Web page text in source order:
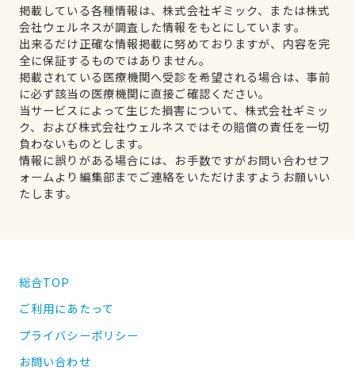
掲載している各種情報は、株式会社ギミック、または株式
会社ウェルネスが調査した情報をもとにしています。
出来るだけ正確な情報掲載に努めておりますが、内容を完
全に保証するものではありません。
掲載されている医療機関へ受診を希望される場合は、事前
に必ず該当の医療機関に直接ご確認ください。
当サービスによって生じた損害について、株式会社ギミッ
ク、および株式会社ウェルネスではその賠償の責任を一切
負わないものとします。
情報に誤りがある場合には、お手数ですがお問い合わせフ
ォームより編集部までご連絡をいただけますようお願いい
たします。
総合TOP
ご利用にあたって
プライバシーポリシー
お問い合わせ